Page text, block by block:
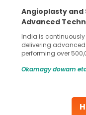
Angioplasty and
Advanced
India is
delivering
performing over
globe are searching
Studies, such as
Okamagy dowam